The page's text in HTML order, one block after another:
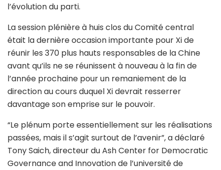
l’évolution du parti.
La session plénière à huis clos du Comité central
était la dernière occasion importante pour Xi de
réunir les 370 plus hauts responsables de la Chine
avant qu’ils ne se réunissent à nouveau à la fin de
l’année prochaine pour un remaniement de la
direction au cours duquel Xi devrait resserrer
davantage son emprise sur le pouvoir.
“Le plénum porte essentiellement sur les réalisations
passées, mais il s’agit surtout de l’avenir”, a déclaré
Tony Saich, directeur du Ash Center for Democratic
Governance and Innovation de l’université de